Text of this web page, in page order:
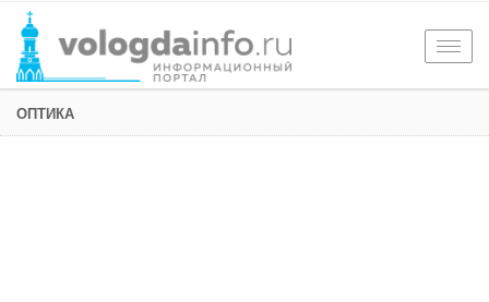
ОПТИКА